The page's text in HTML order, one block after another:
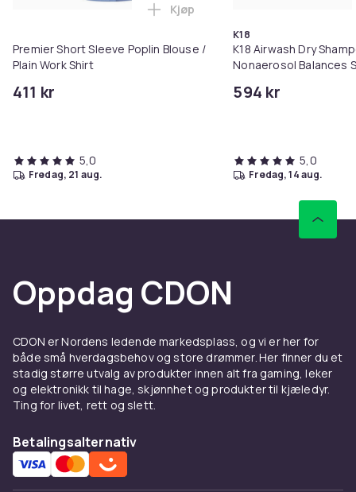
Premier Short Sleeve Poplin Blouse /
Plain Work Shirt
411 kr
Legg Premier Short Sleeve
Kjøp
5,0
fredag, 21 aug.
K18
K18 Airwash Dry
Nonaerosol Balances
594 kr
5,0
fredag, 14 aug.
Oppdag CDON
CDON er Nordens ledende markedsplass, og vi er her for
både små hverdagsbehov og store drømmer. Her finner du et
stadig større utvalg av produkter innen alt fra gaming, leker
og elektronikk til hage, skjønnhet og produkter til kjæledyr.
Ting for livet, rett og slett.
Betalingsalternativ